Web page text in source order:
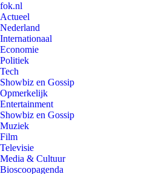
fok.nl
Actueel
Nederland
Internationaal
Economie
Politiek
Tech
Showbiz en Gossip
Opmerkelijk
Entertainment
Showbiz en Gossip
Muziek
Film
Televisie
Media & Cultuur
Bioscoopagenda